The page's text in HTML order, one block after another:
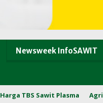
Newsweek InfoSAWIT
Harga TBS Sawit Plasma